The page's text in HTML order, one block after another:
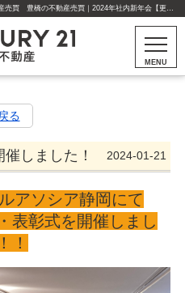
浜松の不動産売買 磐田の不動産売買 静岡の不動産売買 豊橋の不動産売買｜2024年社内新年会【更新】社内新年会・表彰式を開催しました！ | 浜松市・磐田市・静岡市・焼津市・藤枝市・豊川市・豊橋市の不動産はセンチュリー21中央不動産
MENU
る
しました！ 2024-01-21
アソシア静岡にて
表彰式を開催しまし
！